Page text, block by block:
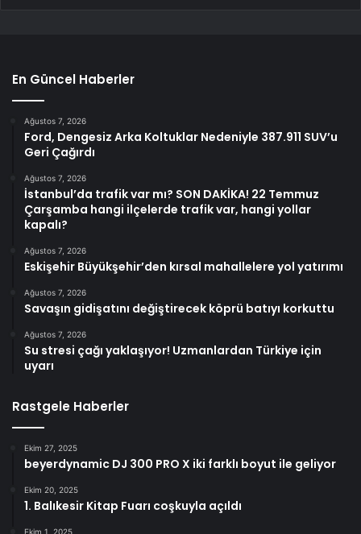
En Güncel Haberler
Ağustos 7, 2026
Ford, Dengesiz Arka Koltuklar Nedeniyle 387.911 SUV’u
Geri Çağırdı
Ağustos 7, 2026
İstanbul’da trafik var mı? SON DAKİKA! 22 Temmuz
Çarşamba hangi ilçelerde trafik var, hangi yollar
kapalı?
Ağustos 7, 2026
Eskişehir Büyükşehir’den kırsal mahallelere yol yatırımı
Ağustos 7, 2026
Savaşın gidişatını değiştirecek köprü batıyı korkuttu
Ağustos 7, 2026
Su stresi çağı yaklaşıyor! Uzmanlardan Türkiye için
uyarı
Rastgele Haberler
Ekim 27, 2025
beyerdynamic DJ 300 PRO X iki farklı boyut ile geliyor
Ekim 20, 2025
1. Balıkesir Kitap Fuarı coşkuyla açıldı
Ekim 1, 2025